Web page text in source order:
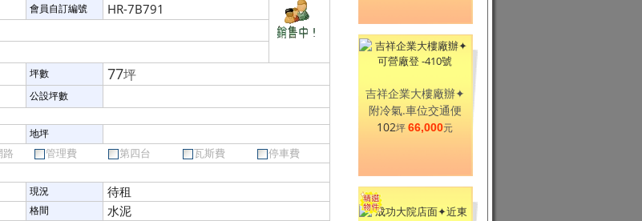
會員自訂編號 HR-7B791
坪數 77坪
公設坪數
地坪
路 管理費 第四台 瓦斯費 停車費
現況 待租
格間 水泥
吉祥企業大樓廠辦✦
附冷氣.車位交通便
102坪66,000元